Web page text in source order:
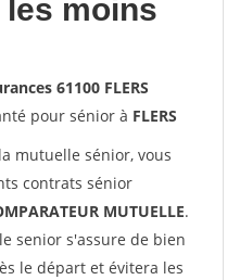
moins
61100 FLERS
pour sénior à FLERS
mutuelle sénior, vous
contrats sénior
MUTUELLE.
senior s'assure de bien
le départ et évitera les